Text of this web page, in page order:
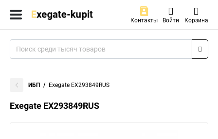
Контакты Войти Корзина
ИБП Exegate EX293849RUS
Exegate EX293849RUS